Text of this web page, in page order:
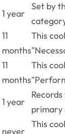
1 year
Set by
11
months
This
11
months
This
1 year
primary
never
This